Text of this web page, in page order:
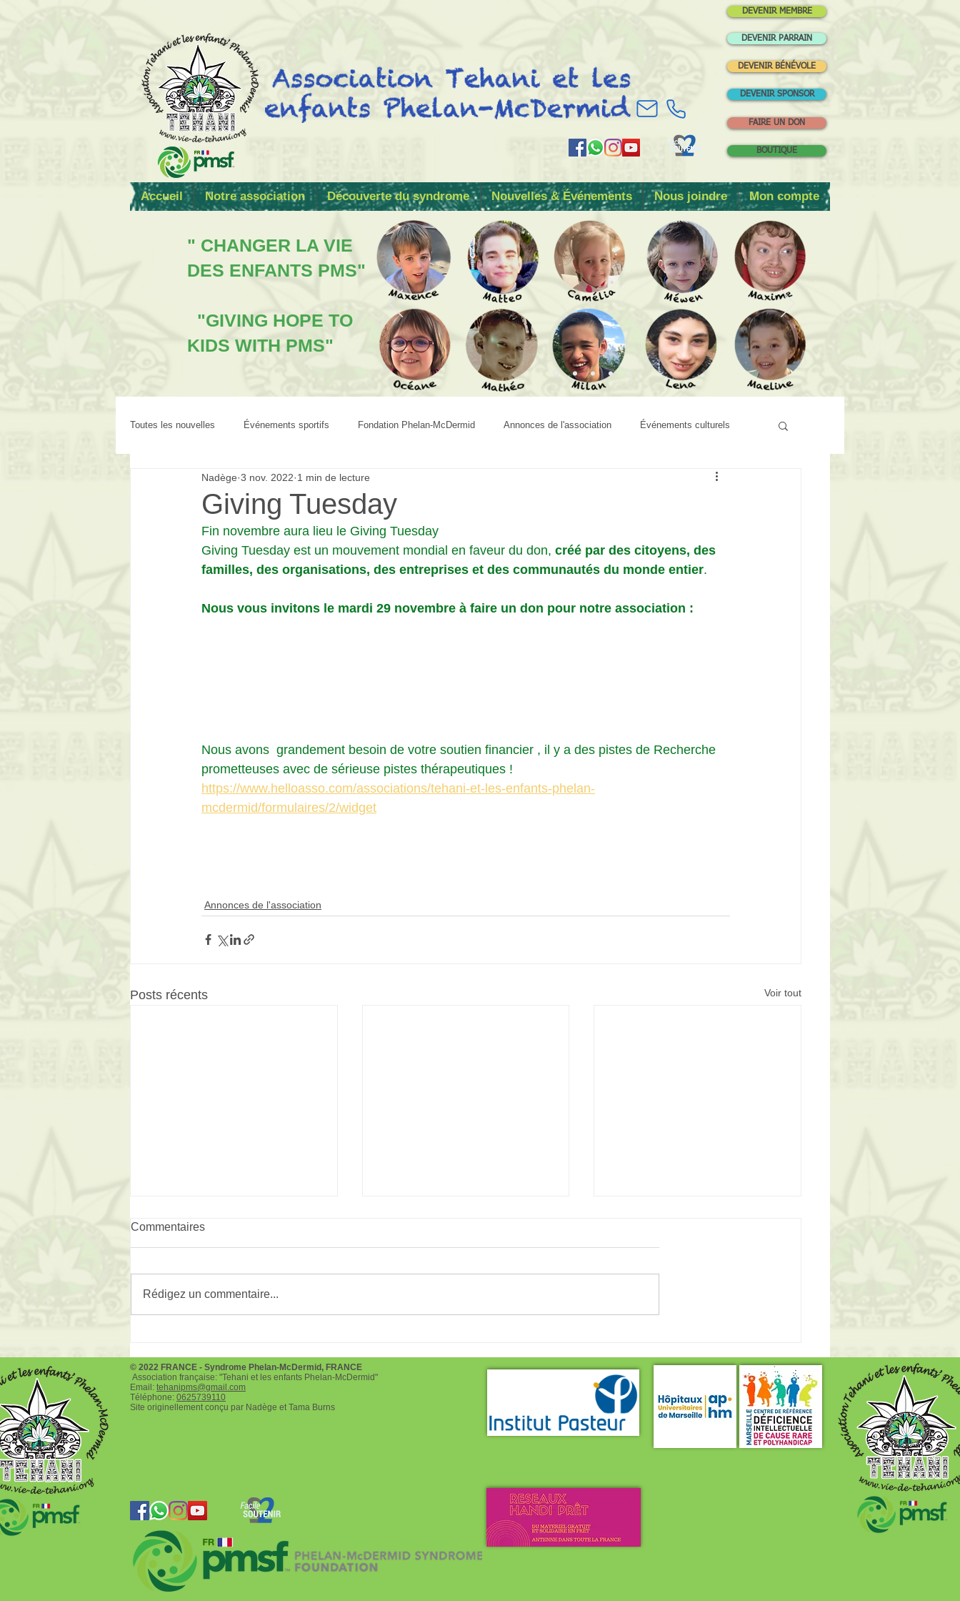
DEVENIR MEMBRE
DEVENIR PARRAIN
DEVENIR BÉNÉVOLE
DEVENIR SPONSOR
FAIRE UN DON
BOUTIQUE
Accueil Notre association Découverte du syndrome Nouvelles & Événements Nous joindre Mon compte
" CHANGER LA VIE
DES ENFANTS PMS"
"GIVING HOPE TO
KIDS WITH PMS"
Toutes les nouvelles Événements sportifs Fondation Phelan-McDermid Annonces de l'association Événements culturels
Giving Tuesday
Nadège 3 nov. 2022 1 min de lecture
Fin novembre aura lieu le Giving Tuesday
Giving Tuesday est un mouvement mondial en faveur du don, créé par des citoyens, des
familles, des organisations, des entreprises et des communautés du monde entier.
Nous vous invitons le mardi 29 novembre à faire un don pour notre association :
Nous avons  grandement besoin de votre soutien financier , il y a des pistes de Recherche
prometteuses avec de sérieuse pistes thérapeutiques !
https://www.helloasso.com/associations/tehani-et-les-enfants-phelan-
mcdermid/formulaires/2/widget
Annonces de l'association
Posts récents Voir tout
Commentaires
Rédigez un commentaire...
© 2022 FRANCE - Syndrome Phelan-McDermid, FRANCE
Association française: "Tehani et les enfants Phelan-McDermid"
Email: tehanipms@gmail.com
Téléphone: 0625739110
Site originellement conçu par Nadège et Tama Burns